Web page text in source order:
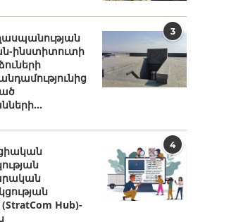
3
ինստիտուտի
4
Hub)-